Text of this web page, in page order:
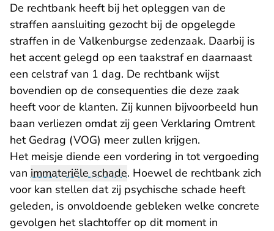
De rechtbank heeft bij het opleggen van de
straffen aansluiting gezocht bij de opgelegde
straffen in de Valkenburgse zedenzaak. Daarbij is
het accent gelegd op een taakstraf en daarnaast
een celstraf van 1 dag. De rechtbank wijst
bovendien op de consequenties die deze zaak
heeft voor de klanten. Zij kunnen bijvoorbeeld hun
baan verliezen omdat zij geen Verklaring Omtrent
het Gedrag (VOG) meer zullen krijgen.
Het meisje diende een vordering in tot vergoeding
van immateriële schade. Hoewel de rechtbank zich
voor kan stellen dat zij psychische schade heeft
geleden, is onvoldoende gebleken welke concrete
gevolgen het slachtoffer op dit moment in